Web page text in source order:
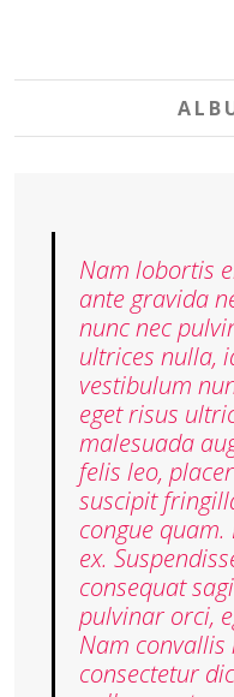
Nam lobortis
ante gravida
nunc nec
ultrices nulla,
vestibulum
eget risus
malesuada
felis leo,
suscipit
congue
ex.
consequat
pulvinar orci,
Nam
consectetur